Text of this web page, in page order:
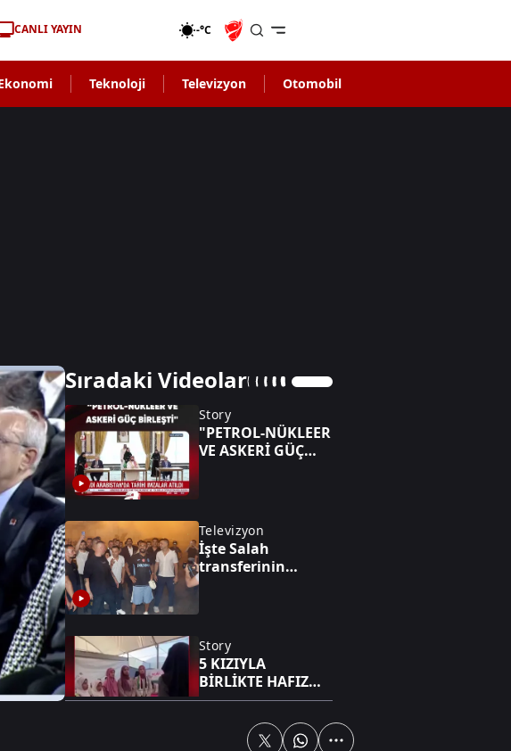
CANLI YAYIN -°C
Teknoloji Televizyon Otomobil
Sıradaki Videolar
Story
"PETROL-NÜKLEER
VE ASKERİ GÜÇ
Televizyon
İşte Salah
transferinin
Story
5 KIZIYLA
BİRLİKTE HAFIZ
OLDU